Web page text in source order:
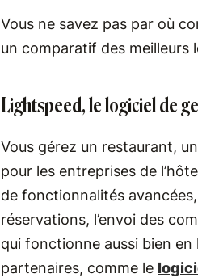
Vous ne savez pas par où
un comparatif des meilleurs
Lightspeed, le logiciel de
Vous gérez un restaurant,
pour les entreprises de
de fonctionnalités
réservations, l’envoi des
qui fonctionne aussi bien en
partenaires, comme le